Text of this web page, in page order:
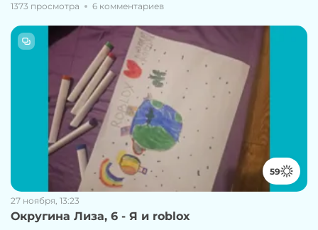
1373 просмотра 6 комментариев
59
27 ноября, 13:23
Округина Лиза, 6 - Я и roblox